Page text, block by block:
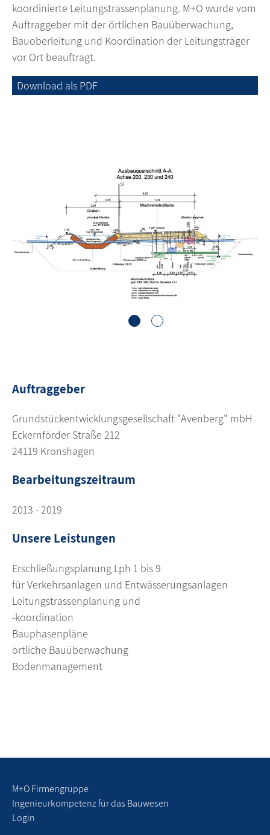
koordinierte Leitungstrassenplanung. M+O wurde vom
Auftraggeber mit der örtlichen Bauüberwachung,
Bauoberleitung und Koordination der Leitungsträger
vor Ort beauftragt.
Download als PDF
2
Auftraggeber
Grundstückentwicklungsgesellschaft "Avenberg" mbH
Eckernförder Straße 212
24119 Kronshagen
Bearbeitungszeitraum
2013 - 2019
Unsere Leistungen
Erschließungsplanung Lph 1 bis 9
für Verkehrsanlagen und Entwässerungsanlagen
Leitungstrassenplanung und
-koordination
Bauphasenpläne
örtliche Bauüberwachung
Bodenmanagement
M+O Firmengruppe
Ingenieurkompetenz für das Bauwesen
Login